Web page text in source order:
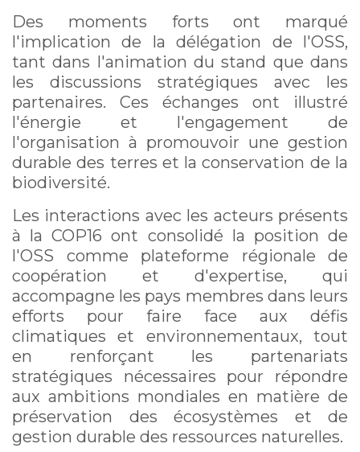
Des moments forts ont marqué
l'implication de la délégation de l'OSS,
tant dans l'animation du stand que dans
les discussions stratégiques avec les
partenaires. Ces échanges ont illustré
l'énergie et l'engagement de
l'organisation à promouvoir une gestion
durable des terres et la conservation de la
biodiversité.
Les interactions avec les acteurs présents
à la COP16 ont consolidé la position de
l'OSS comme plateforme régionale de
coopération et d'expertise, qui
accompagne les pays membres dans leurs
efforts pour faire face aux défis
climatiques et environnementaux, tout
en renforçant les partenariats
stratégiques nécessaires pour répondre
aux ambitions mondiales en matière de
préservation des écosystèmes et de
gestion durable des ressources naturelles.